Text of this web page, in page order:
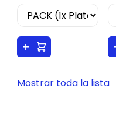
+
Mostrar toda la lista